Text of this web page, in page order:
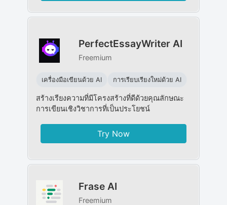
PerfectEssayWriter AI
Freemium
เครื่องมือเขียนด้วย AI การเรียบเรียงใหม่ด้วย AI
สร้างเรียงความที่มีโครงสร้างที่ดีด้วยคุณลักษณะ
การเขียนเชิงวิชาการที่เป็นประโยชน์
Try Now
Frase AI
Freemium